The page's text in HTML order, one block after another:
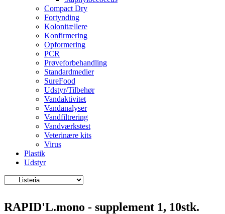
Compact Dry
Fortynding
Kolonitællere
Konfirmering
Opformering
PCR
Prøveforbehandling
Standardmedier
SureFood
Udstyr/Tilbehør
Vandaktivitet
Vandanalyser
Vandfiltrering
Vandværkstest
Veterinære kits
Virus
Plastik
Udstyr
RAPID'L.mono - supplement 1, 10stk.